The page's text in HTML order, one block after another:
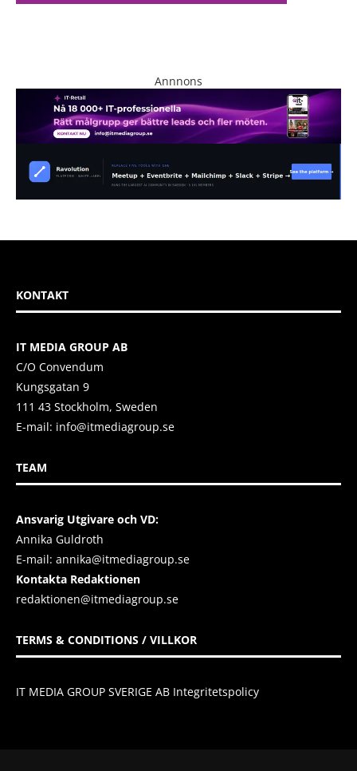
Annnons
KONTAKT
IT MEDIA GROUP AB
C/O Convendum
Kungsgatan 9
111 43 Stockholm, Sweden
E-mail: info@itmediagroup.se
TEAM
Ansvarig Utgivare och VD:
Annika Guldroth
E-mail: annika@itmediagroup.se
Kontakta Redaktionen
redaktionen@itmediagroup.se
TERMS & CONDITIONS / VILLKOR
IT MEDIA GROUP SVERIGE AB Integritetspolicy